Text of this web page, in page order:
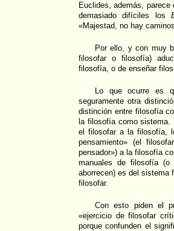
Euclides, además,
demasiado difíciles los
«Majestad, no hay
Por ello, y con muy
filosofar o filosofía)
filosofía, o de enseñar
Lo que ocurre es
seguramente otra
distinción entre filosofía
la filosofía como
el filosofar a la filosofía,
pensamiento» (el
pensador») a la filosofía
manuales de filosofía
aborrecen) es del sistema
filosofar.
Con esto piden el
«ejercicio de filosofar
porque confunden el